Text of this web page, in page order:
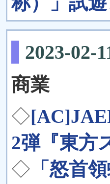
2023-02-
商業
◇
2弾『東方
◇ 「怒首